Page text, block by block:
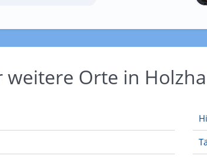
weitere Orte in